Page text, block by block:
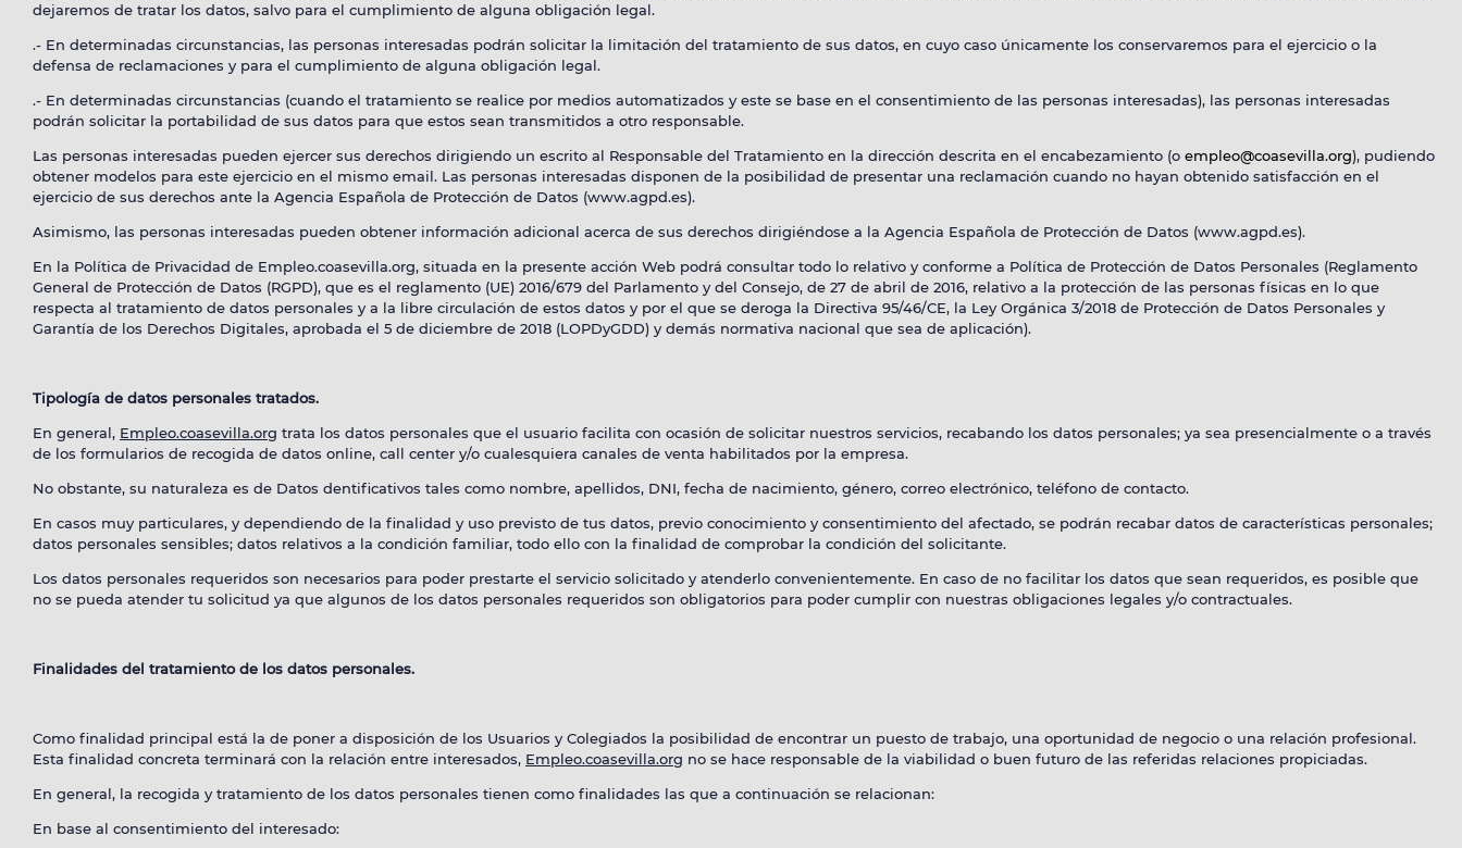
dejaremos de tratar los datos, salvo para el cumplimiento de alguna obligación legal.
.- En determinadas circunstancias, las personas interesadas podrán solicitar la limitación del tratamiento de sus datos, en cuyo caso únicamente los conservaremos para el ejercicio o la
defensa de reclamaciones y para el cumplimiento de alguna obligación legal.
.- En determinadas circunstancias (cuando el tratamiento se realice por medios automatizados y este se base en el consentimiento de las personas interesadas), las personas interesadas
podrán solicitar la portabilidad de sus datos para que estos sean transmitidos a otro responsable.
Las personas interesadas pueden ejercer sus derechos dirigiendo un escrito al Responsable del Tratamiento en la dirección descrita en el encabezamiento (o empleo@coasevilla.org), pudiendo
obtener modelos para este ejercicio en el mismo email. Las personas interesadas disponen de la posibilidad de presentar una reclamación cuando no hayan obtenido satisfacción en el
ejercicio de sus derechos ante la Agencia Española de Protección de Datos (www.agpd.es).
Asimismo, las personas interesadas pueden obtener información adicional acerca de sus derechos dirigiéndose a la Agencia Española de Protección de Datos (www.agpd.es).
En la Política de Privacidad de Empleo.coasevilla.org, situada en la presente acción Web podrá consultar todo lo relativo y conforme a Política de Protección de Datos Personales (Reglamento
General de Protección de Datos (RGPD), que es el reglamento (UE) 2016/679 del Parlamento y del Consejo, de 27 de abril de 2016, relativo a la protección de las personas físicas en lo que
respecta al tratamiento de datos personales y a la libre circulación de estos datos y por el que se deroga la Directiva 95/46/CE, la Ley Orgánica 3/2018 de Protección de Datos Personales y
Garantía de los Derechos Digitales, aprobada el 5 de diciembre de 2018 (LOPDyGDD) y demás normativa nacional que sea de aplicación).
Tipología de datos personales tratados.
En general, Empleo.coasevilla.org trata los datos personales que el usuario facilita con ocasión de solicitar nuestros servicios, recabando los datos personales; ya sea presencialmente o a través
de los formularios de recogida de datos online, call center y/o cualesquiera canales de venta habilitados por la empresa.
No obstante, su naturaleza es de Datos dentificativos tales como nombre, apellidos, DNI, fecha de nacimiento, género, correo electrónico, teléfono de contacto.
En casos muy particulares, y dependiendo de la finalidad y uso previsto de tus datos, previo conocimiento y consentimiento del afectado, se podrán recabar datos de características personales;
datos personales sensibles; datos relativos a la condición familiar, todo ello con la finalidad de comprobar la condición del solicitante.
Los datos personales requeridos son necesarios para poder prestarte el servicio solicitado y atenderlo convenientemente. En caso de no facilitar los datos que sean requeridos, es posible que
no se pueda atender tu solicitud ya que algunos de los datos personales requeridos son obligatorios para poder cumplir con nuestras obligaciones legales y/o contractuales.
Finalidades del tratamiento de los datos personales.
Como finalidad principal está la de poner a disposición de los Usuarios y Colegiados la posibilidad de encontrar un puesto de trabajo, una oportunidad de negocio o una relación profesional.
Esta finalidad concreta terminará con la relación entre interesados, Empleo.coasevilla.org no se hace responsable de la viabilidad o buen futuro de las referidas relaciones propiciadas.
En general, la recogida y tratamiento de los datos personales tienen como finalidades las que a continuación se relacionan:
En base al consentimiento del interesado: